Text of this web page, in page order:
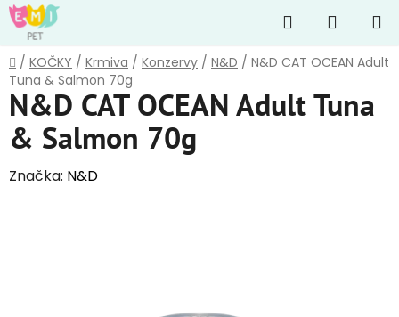
Přejít
na
obsah
Hledat
KOŠÍK
Domů
/ KOČKY / Krmiva / Konzervy / N&D / N&D CAT OCEAN Adult
Tuna & Salmon 70g
N&D CAT OCEAN Adult Tuna
& Salmon 70g
Značka: N&D